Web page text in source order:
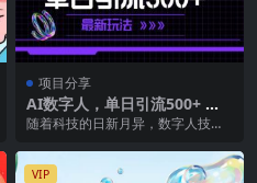
项目分享
AI数字人，单日引流500+ 最
新玩法
随着科技的日新月异，数字人技术
个潜力无限的千亿级市...
VIP